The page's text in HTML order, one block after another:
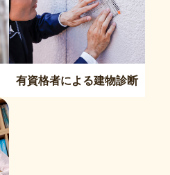
有資格者による建物診断